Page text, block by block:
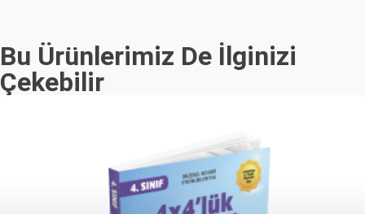
Bu Ürünlerimiz De İlginizi
Çekebilir